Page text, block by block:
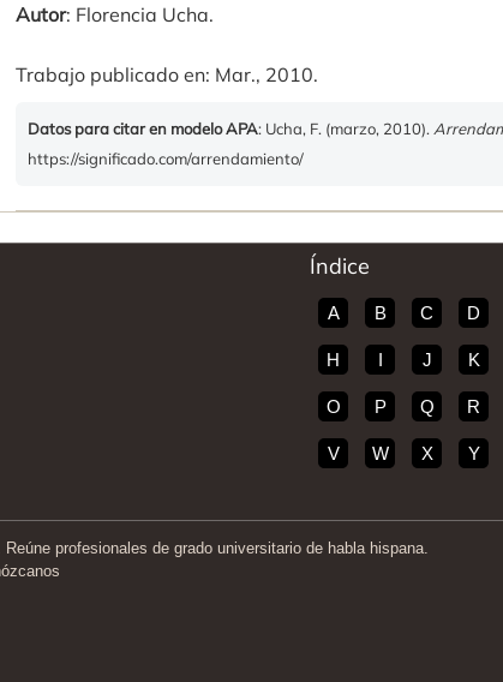
Autor: Florencia Ucha.
Trabajo publicado en: Mar., 2010.
Datos para citar en modelo APA: Ucha, F. (marzo, 2010).
https://significado.com/arrendamiento/
Índice
A B C D
H I J K
O P Q R
V W X Y
profesionales de grado universitario de habla hispana.